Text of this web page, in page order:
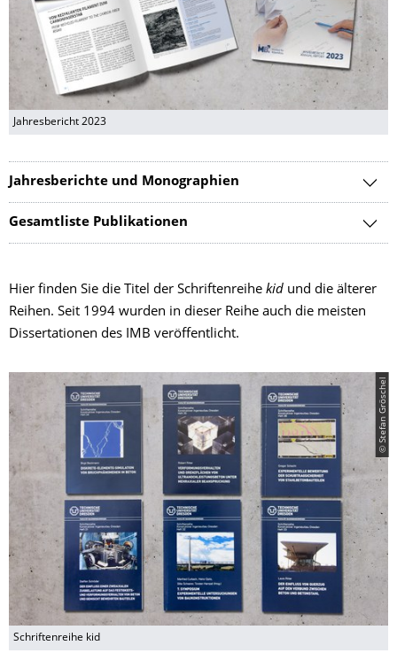
Jahresbericht 2023
Jahresberichte und Monographien
Gesamtliste Publikationen
Hier finden Sie die Titel der Schriftenreihe kid und die älterer
Reihen. Seit 1994 wurden in dieser Reihe auch die meisten
Dissertationen des IMB veröffentlicht.
© Stefan Gröschel
Schriftenreihe kid